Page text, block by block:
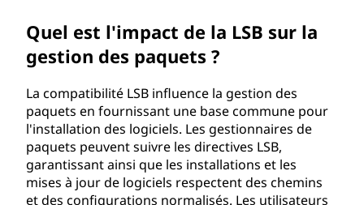
Quel est l'impact de la LSB sur la
gestion des paquets ?
La compatibilité LSB influence la gestion des
paquets en fournissant une base commune pour
l'installation des logiciels. Les gestionnaires de
paquets peuvent suivre les directives LSB,
garantissant ainsi que les installations et les
mises à jour de logiciels respectent des chemins
et des configurations normalisés. Les utilisateurs